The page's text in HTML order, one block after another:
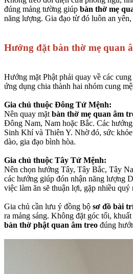
đúng mảng tường giúp bàn thờ mẹ
năng lượng. Gia đạo từ đó luôn an
Hướng đặt bàn thờ mẹ quan
Hướng mặt Phật phải quay về các
ứng dụng chia thành hai nhóm cung
Gia chủ thuộc Đông Tứ Mệnh:
Nên quay mặt bàn thờ mẹ quan âm
Đông Nam, Nam hoặc Bắc. Các
Sinh Khí và Thiên Y. Nhờ đó, sức
dào, gia đạo bình hòa.
Gia chủ thuộc Tây Tứ Mệnh:
Nên chọn hướng Tây, Tây Bắc, Tây
các hướng giúp đón nhận năng lượng
việc làm ăn sẽ thuận lợi, gặp nhiều quý
Gia chủ cần lưu ý đồng bộ sơ đồ bài
ra mảng sáng. Không đặt góc tối,
bàn thờ phật quan âm treo đúng